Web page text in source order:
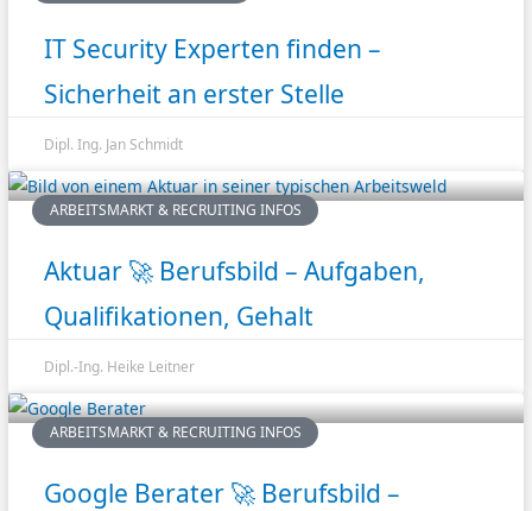
IT Security Experten finden –
Sicherheit an erster Stelle
Dipl. Ing. Jan Schmidt
ARBEITSMARKT & RECRUITING INFOS
Aktuar 🚀 Berufsbild – Aufgaben,
Qualifikationen, Gehalt
Dipl.-Ing. Heike Leitner
ARBEITSMARKT & RECRUITING INFOS
Google Berater 🚀 Berufsbild –